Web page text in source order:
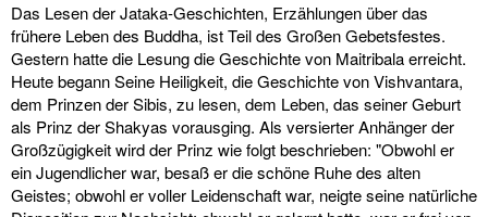
Das Lesen der Jataka-Geschichten, Erzählungen über das
frühere Leben des Buddha, ist Teil des Großen Gebetsfestes.
Gestern hatte die Lesung die Geschichte von Maitribala erreicht.
Heute begann Seine Heiligkeit, die Geschichte von Vishvantara,
dem Prinzen der Sibis, zu lesen, dem Leben, das seiner Geburt
als Prinz der Shakyas vorausging. Als versierter Anhänger der
Großzügigkeit wird der Prinz wie folgt beschrieben: "Obwohl er
ein Jugendlicher war, besaß er die schöne Ruhe des alten
Geistes; obwohl er voller Leidenschaft war, neigte seine natürliche